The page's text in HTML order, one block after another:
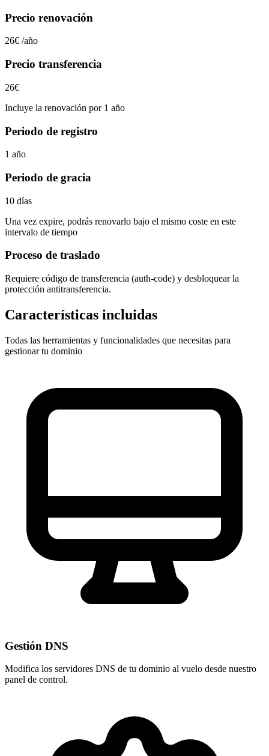
Precio renovación
26€ /año
Precio transferencia
26€
Incluye la renovación por 1 año
Periodo de registro
1 año
Periodo de gracia
10 días
Una vez expire, podrás renovarlo bajo el mismo coste en este
intervalo de tiempo
Proceso de traslado
Requiere código de transferencia (auth-code) y desbloquear la
protección antitransferencia.
Características incluidas
Todas las herramientas y funcionalidades que necesitas para
gestionar tu dominio
Gestión DNS
Modifica los servidores DNS de tu dominio al vuelo desde nuestro
panel de control.